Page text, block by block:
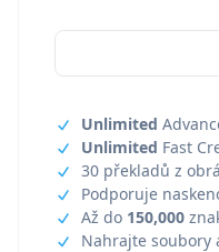
Unlimited
Unlimited Fast
30 překladů z
Podporuje
Až do 150,000
Nahrajte soubory